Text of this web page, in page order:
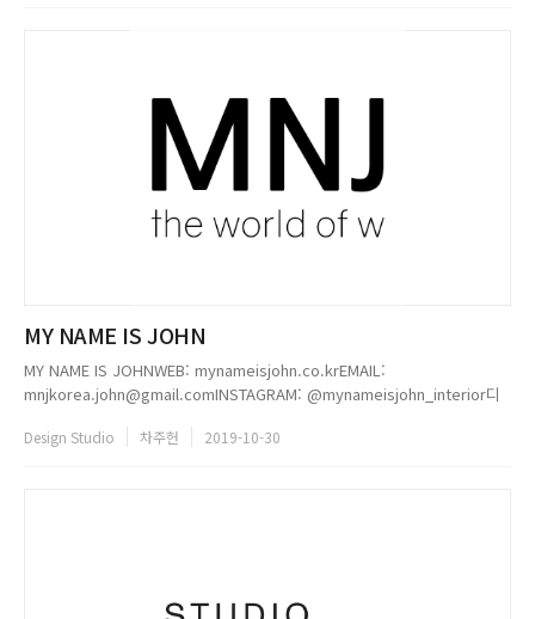
MY NAME IS JOHN
MY NAME IS JOHNWEB: mynameisjohn.co.krEMAIL:
mnjkorea.john@gmail.comINSTAGRAM: @mynameisjohn_interior디
주는 커뮤니케이션 인테리어를 지향한다. 모든 프로젝트에 있어서 공간과 사
Design Studio 차주헌 2019-10-30